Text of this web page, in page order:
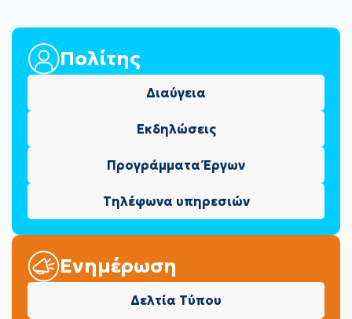
Πολίτης
Διαύγεια
Εκδηλώσεις
Προγράμματα Έργων
Τηλέφωνα υπηρεσιών
Ενημέρωση
Δελτία Τύπου